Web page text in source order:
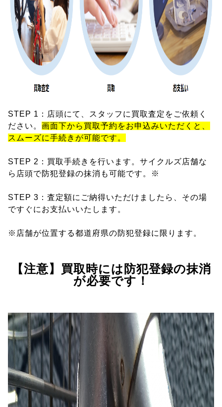
STEP 1：店頭にて、スタッフに買取査定をご依頼く
ださい。 画面下から買取予約をお申込みいただくと、
スムーズに手続きが可能です。
STEP 2：買取手続きを行います。サイクルズ店舗な
ら店頭で防犯登録の抹消も可能です。※
STEP 3：査定額にご納得いただけましたら、その場
ですぐにお支払いいたします。
※店舗が位置する都道府県の防犯登録に限ります。
【注意】買取時には防犯登録の抹消
が必要です！